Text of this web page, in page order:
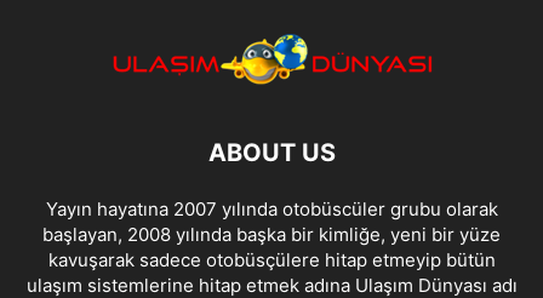
ABOUT US
Yayın hayatına 2007 yılında otobüscüler grubu olarak
başlayan, 2008 yılında başka bir kimliğe, yeni bir yüze
kavuşarak sadece otobüsçülere hitap etmeyip bütün
ulaşım sistemlerine hitap etmek adına Ulaşım Dünyası adı